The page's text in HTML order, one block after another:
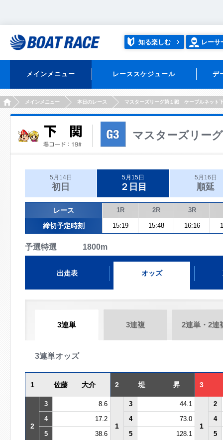
知る楽しむ レーサ
メインメニュー レーススケジュール デ
HOMEメインメニュー 本日のレース マスターズリーグ第１戦 ケーブルネット
マスターズリー
5月14日
初日
5月15日
２日目
5月16日
順延
レース 1R 2R 3R
締切予定時刻 15:19 15:48 16:16
予選特選 1800m
出走表 オッズ
3連単 3連複 2連単・2連
3連単オッズ
1 佐藤 大介 2 堤 昇 3
2
3 8.6
1
3 44.1
1
2
4
17.2 4 73.0
4
5
38.6 5 128.1
5